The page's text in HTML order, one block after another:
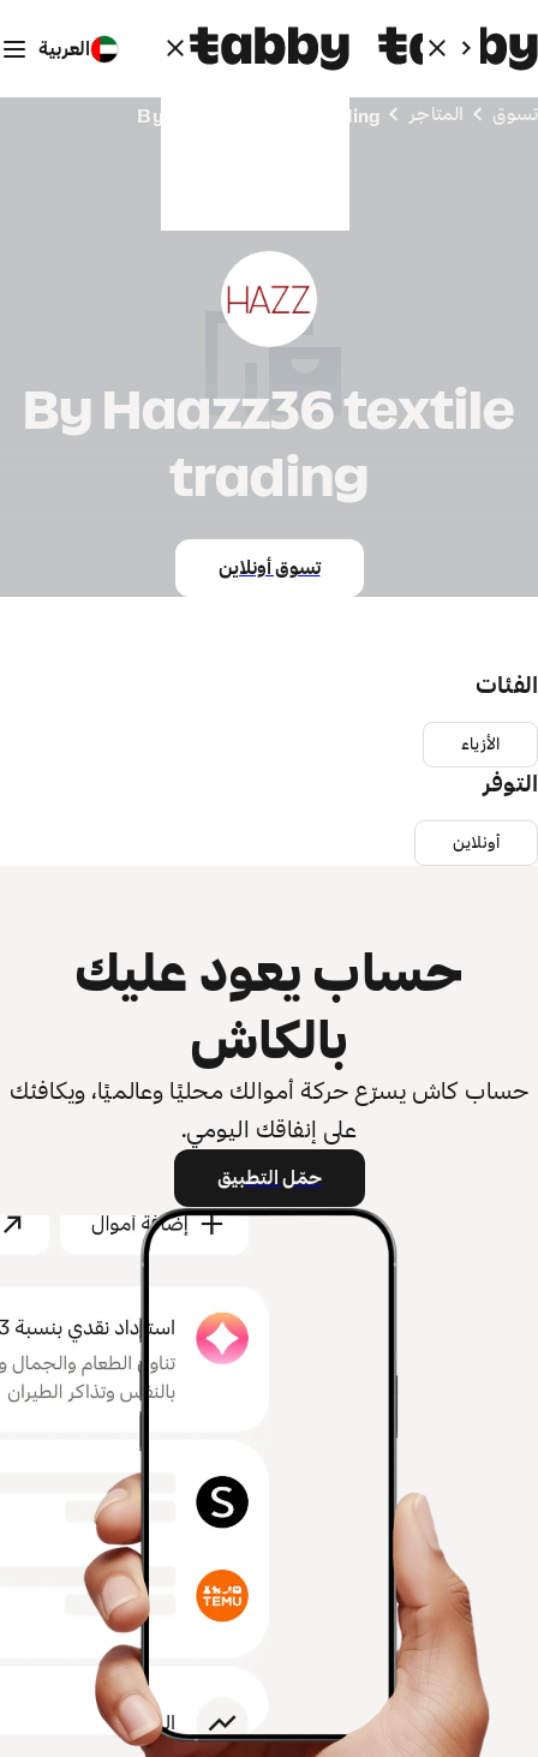
العربية
تسوق المتاجر By Haazz36 textile trading
By Haazz36 textile
trading
تسوق أونلاين
الفئات
الأزياء
التوفر
أونلاين
حساب يعود عليك
بالكاش
حساب كاش يسرّع حركة أموالك محليًا وعالميًا، ويكافئك
على إنفاقك اليومي.
حمّل التطبيق